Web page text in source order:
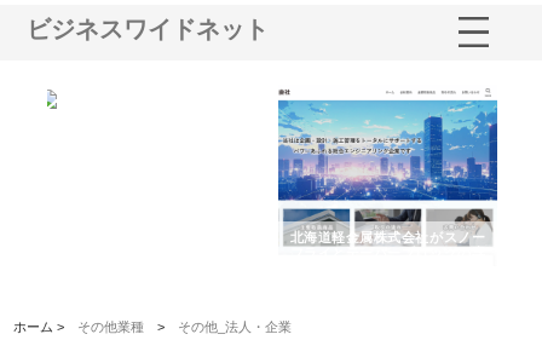
ビジネスワイドネット
北海道軽金属株式会社がスノー
ホーム > その他業種 > その他_法人・企業